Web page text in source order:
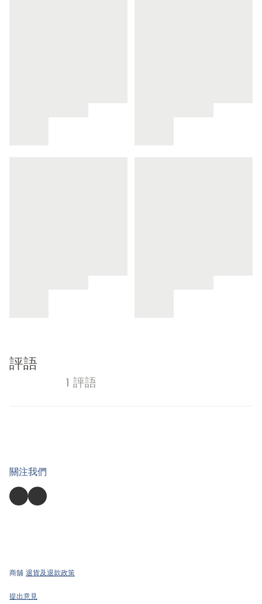
評語
1 評語
關注我們
商舖 退貨及退款政策
提出意見